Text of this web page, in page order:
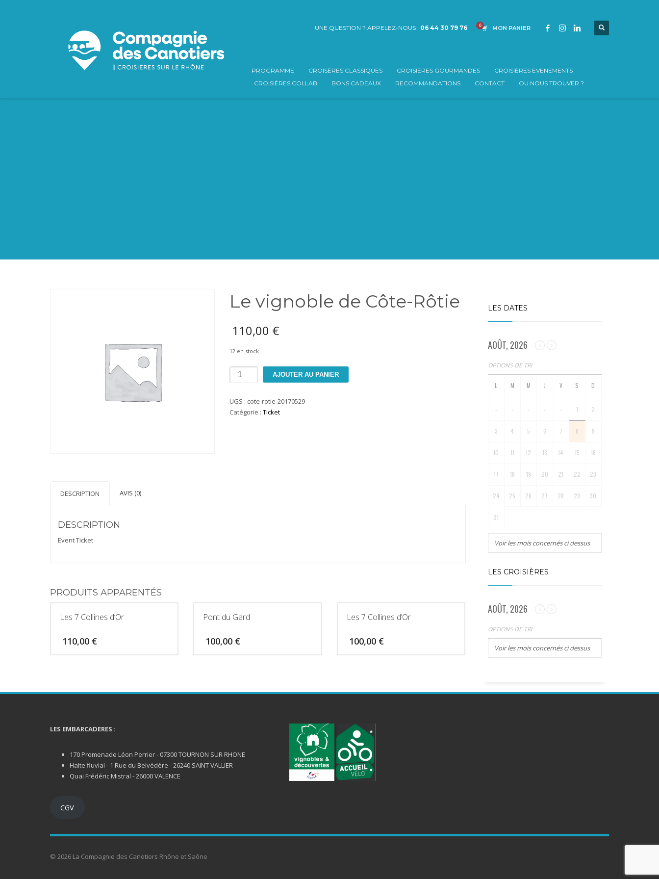
UNE QUESTION ? APPELEZ-NOUS : 06 44 30 79 76 MON PANIER
PROGRAMME CROISÈRES CLASSIQUES CROISIÈRES GOURMANDES
CROISIÈRES EVENEMENTS
CROISIÈRES COLLAB
BONS CADEAUX RECOMMANDATIONS CONTACT OU NOUS TROUVER ?
Le vignoble de Côte-Rôtie
110,00 €
12 en stock
quantité
de
vignoble
de
AJOUTER AU PANIER
UGS : cote-rotie-20170529
Catégorie : Ticket
DESCRIPTION AVIS (0)
DESCRIPTION
Event Ticket
PRODUITS APPARENTÉS
Les 7 Collines d’Or
110,00 €
Pont du Gard
100,00 €
Les 7 Collines d’Or
100,00 €
LES DATES
AOÛT, 2026
OPTIONS DE TRI
- - - - - 1 2
3 4 5 6 7 8 9
10 11 12 13 14 15 16
17 18 19 20 21 22 23
24 25 26 27 28 29 30
31
Voir les mois concernés ci dessus
LES CROISIÈRES
AOÛT, 2026
OPTIONS DE TRI
Voir les mois concernés ci dessus
LES EMBARCADERES :
170 Promenade Léon Perrier - 07300 TOURNON SUR RHONE
Halte fluvial - 1 Rue du Belvédère - 26240 SAINT VALLIER
Quai Frédéric Mistral - 26000 VALENCE
CGV
© 2026 La Compagnie des Canotiers Rhône et Saône